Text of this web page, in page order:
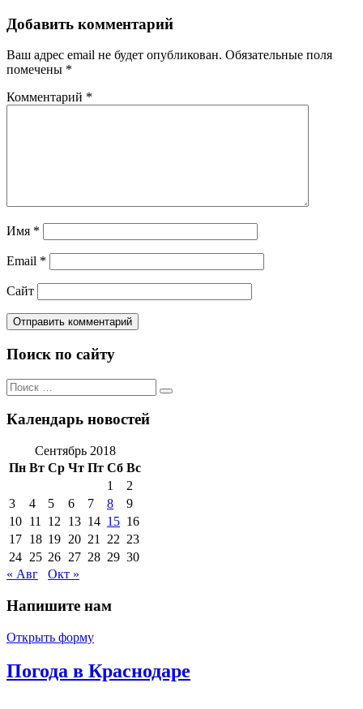
Добавить комментарий
Ваш адрес email не будет опубликован. Обязательные поля
помечены *
Комментарий *
Имя *
Email *
Сайт
Поиск по сайту
Поиск
по:
Поиск
Календарь новостей
Сентябрь 2018
Пн Вт Ср Чт Пт Сб Вс
1
2
3
4 5 6 7 8
9
10 11 12 13 14 15 16
17 18 19 20 21 22 23
24 25 26 27 28 29 30
« Авг
Окт »
Напишите нам
Открыть форму
Погода в Краснодаре